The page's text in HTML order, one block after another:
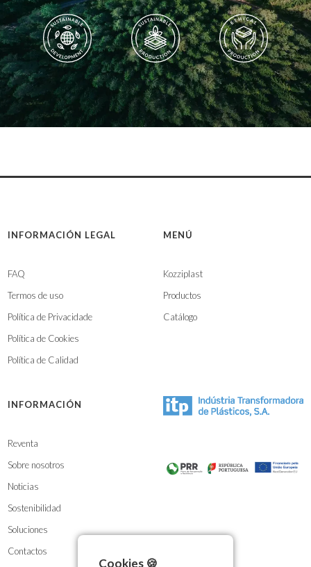
Cookies 🍪
INFORMACIÓN LEGAL
FAQ
Termos de uso
Política de Privacidade
Política de Cookies
Política de Calidad
MENÚ
Kozziplast
Productos
Catálogo
INFORMACIÓN
Reventa
Sobre nosotros
Noticias
Sostenibilidad
Soluciones
Contactos